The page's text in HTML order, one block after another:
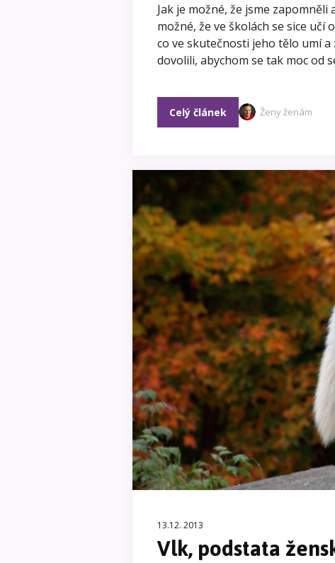
Jak je možné, že jsme
možné, že ve školách se sice učí
co ve skutečnosti jeho tělo umí a
dovolili, abychom se tak moc od
Celý článek Ženy ženám
13.12. 2013
Vlk, podstata